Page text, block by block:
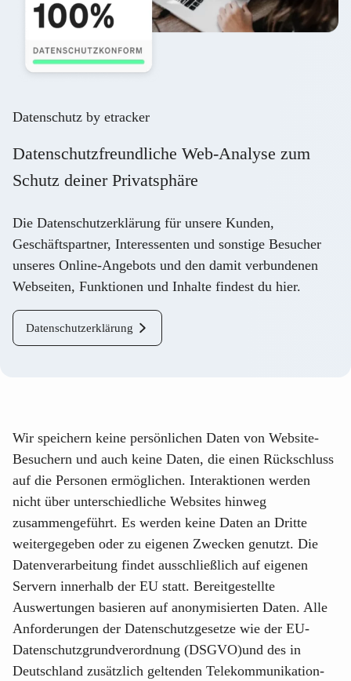
Datenschutz by etracker
Datenschutzfreundliche Web-Analyse zum
Schutz deiner Privatsphäre
Die Datenschutzerklärung für unsere Kunden,
Geschäftspartner, Interessenten und sonstige Besucher
unseres Online-Angebots und den damit verbundenen
Webseiten, Funktionen und Inhalte findest du hier.
Datenschutzerklärung
Wir speichern keine persönlichen Daten von Website-
Besuchern und auch keine Daten, die einen Rückschluss
auf die Personen ermöglichen. Interaktionen werden
nicht über unterschiedliche Websites hinweg
zusammengeführt. Es werden keine Daten an Dritte
weitergegeben oder zu eigenen Zwecken genutzt. Die
Datenverarbeitung findet ausschließlich auf eigenen
Servern innerhalb der EU statt. Bereitgestellte
Auswertungen basieren auf anonymisierten Daten. Alle
Anforderungen der Datenschutzgesetze wie der EU-
Datenschutzgrundverordnung (DSGVO)und des in
Deutschland zusätzlich geltenden Telekommunikation-